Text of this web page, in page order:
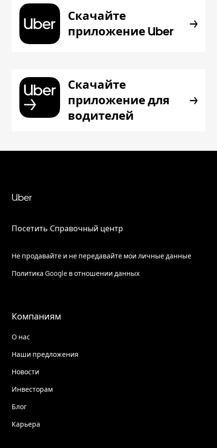
Скачайте
приложение Uber
Скачайте
приложение для
водителей
Uber
Посетить Справочный центр
Не продавайте и не передавайте мои личные данные
Политика Google в отношении данных
Компаниям
О нас
Наши предложения
Новости
Инвесторам
Блог
Карьера